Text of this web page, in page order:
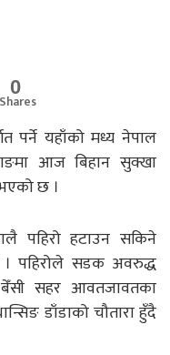
0
Shares
पर्ने यहाँको मध्य नेपाल
आज बिहान सुक्खा
छ ।
पहिरो हटाउन सकिने
पहिरोले सडक अवरुद्ध
सहर आवतजावतका
डाँडाको चौतारा हुँदै